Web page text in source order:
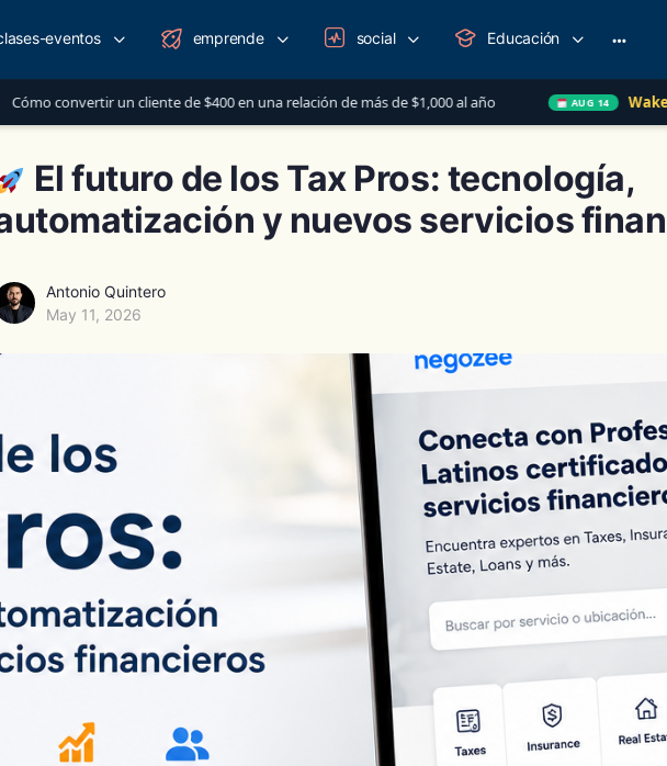
de $400 en una relación de más de $1,000 al año AUG 14 Wake-up Call Friday
eventos emprende social Educación
El futuro de los Tax Pros: tecnología,
y nuevos servicios
Antonio Quintero
May 11, 2026